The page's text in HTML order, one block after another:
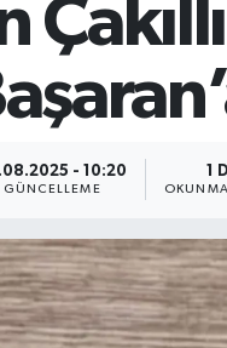
- 10:20
GÜNCELLEME
1
OKUNMA